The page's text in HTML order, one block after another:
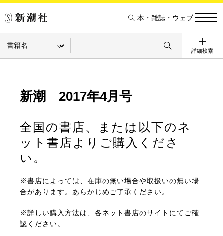
本・雑誌・ウェブ
詳細検索
新潮 2017年4月号
全国の書店、または以下のネ
ット書店よりご購入くださ
い。
※書店によっては、在庫の無い場合や取扱いの無い場
合があります。あらかじめご了承ください。
※詳しい購入方法は、各ネット書店のサイトにてご確
認ください。